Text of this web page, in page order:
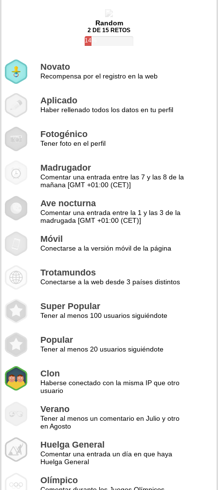
Random
2 DE 15 RETOS
14%
Novato
Recompensa por el registro en la web
Aplicado
Haber rellenado todos los datos en tu perfil
Fotogénico
Tener foto en el perfil
Madrugador
Comentar una entrada entre las 7 y las 8 de la
mañana [GMT +01:00 (CET)]
Ave nocturna
Comentar una entrada entre la 1 y las 3 de la
madrugada [GMT +01:00 (CET)]
Móvil
Conectarse a la versión móvil de la página
Trotamundos
Conectarse a la web desde 3 países distintos
Super Popular
Tener al menos 100 usuarios siguiéndote
Popular
Tener al menos 20 usuarios siguiéndote
Clon
Haberse conectado con la misma IP que otro
usuario
Verano
Tener al menos un comentario en Julio y otro
en Agosto
Huelga General
Comentar una entrada un día en que haya
Huelga General
Olímpico